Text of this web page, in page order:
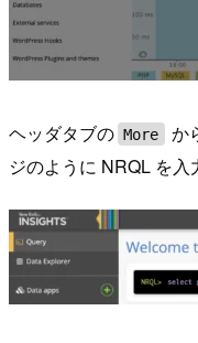
ヘッダタブの More か
ジのように NRQL を入